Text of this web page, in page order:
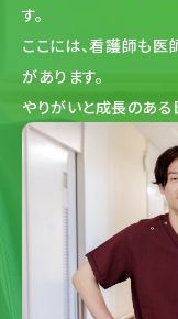
す。
ここには、看護師も
があります。
やりがいと成長のあ